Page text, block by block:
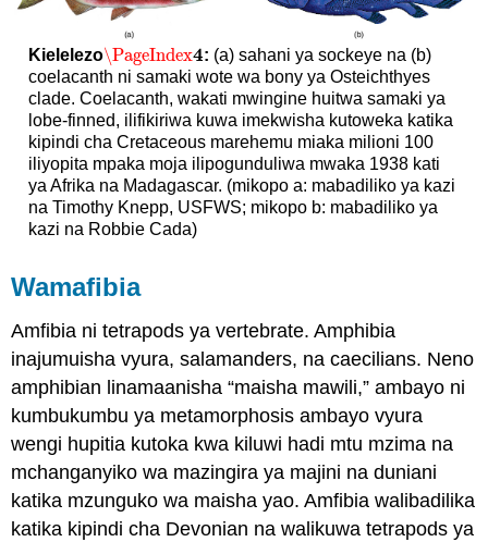
Kielelezo\PageIndex4
\PageIndex4: (a) sahani ya sockeye na (b)
coelacanth ni samaki wote wa bony ya Osteichthyes
clade. Coelacanth, wakati mwingine huitwa samaki ya
lobe-finned, ilifikiriwa kuwa imekwisha kutoweka katika
kipindi cha Cretaceous marehemu miaka milioni 100
iliyopita mpaka moja ilipogunduliwa mwaka 1938 kati
ya Afrika na Madagascar. (mikopo a: mabadiliko ya kazi
na Timothy Knepp, USFWS; mikopo b: mabadiliko ya
kazi na Robbie Cada)
Wamafibia
Amfibia ni tetrapods ya vertebrate. Amphibia
inajumuisha vyura, salamanders, na caecilians. Neno
amphibian linamaanisha “maisha mawili,” ambayo ni
kumbukumbu ya metamorphosis ambayo vyura
wengi hupitia kutoka kwa kiluwi hadi mtu mzima na
mchanganyiko wa mazingira ya majini na duniani
katika mzunguko wa maisha yao. Amfibia walibadilika
katika kipindi cha Devonian na walikuwa tetrapods ya